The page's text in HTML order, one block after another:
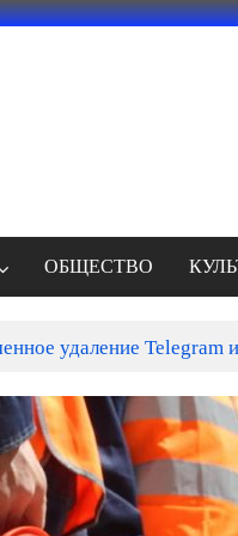
ОБЩЕСТВО
удаление Telegram